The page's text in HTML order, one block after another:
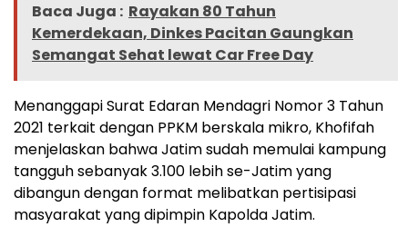
Baca Juga : Rayakan 80 Tahun
Kemerdekaan, Dinkes Pacitan Gaungkan
Semangat Sehat lewat Car Free Day
Menanggapi Surat Edaran Mendagri Nomor 3 Tahun
2021 terkait dengan PPKM berskala mikro, Khofifah
menjelaskan bahwa Jatim sudah memulai kampung
tangguh sebanyak 3.100 lebih se-Jatim yang
dibangun dengan format melibatkan pertisipasi
masyarakat yang dipimpin Kapolda Jatim.